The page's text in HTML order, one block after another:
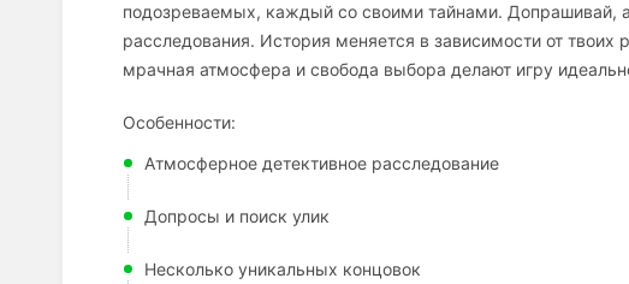
подозреваемых, каждый со своими тайнами. Допрашивай,
расследования. История меняется в зависимости от
мрачная атмосфера и свобода выбора делают игру
Особенности:
Атмосферное детективное расследование
Допросы и поиск улик
Несколько уникальных концовок